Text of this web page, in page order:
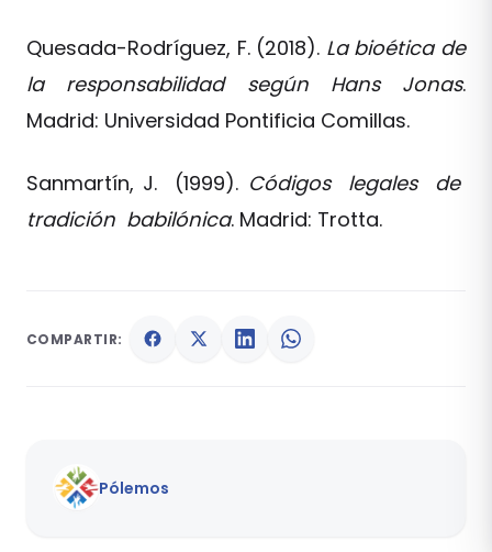
Quesada-Rodríguez, F. (2018). La bioética de
la responsabilidad según Hans Jonas.
Madrid: Universidad Pontificia Comillas.
Sanmartín, J. (1999). Códigos legales de
tradición babilónica. Madrid: Trotta.
COMPARTIR:
Pólemos